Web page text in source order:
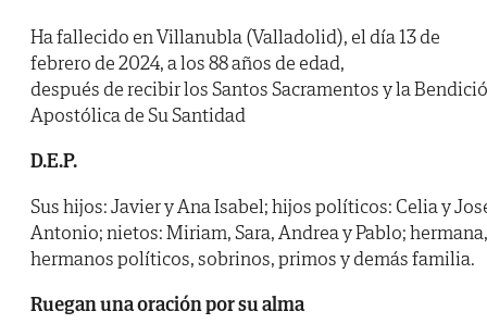
Ha fallecido en Villanubla (Valladolid), el día 13 de
febrero de 2024, a los 88 años de edad,
después de recibir los Santos Sacramentos y la
Apostólica de Su Santidad
D.E.P.
Sus hijos: Javier y Ana Isabel; hijos políticos: Celia y
Antonio; nietos: Miriam, Sara, Andrea y Pablo; hermana,
hermanos políticos, sobrinos, primos y demás familia.
Ruegan una oración por su alma